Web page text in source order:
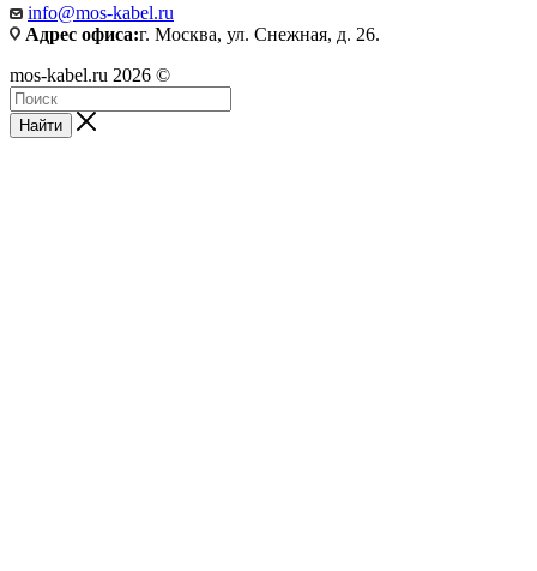
info@mos-kabel.ru
Адрес офиса:г. Москва, ул. Снежная, д. 26.
mos-kabel.ru 2026 ©
Найти